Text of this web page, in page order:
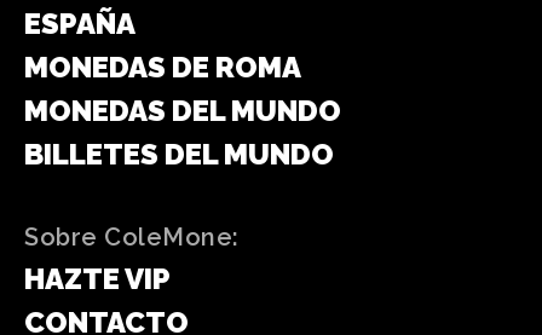
ESPAÑA
MONEDAS DE ROMA
MONEDAS DEL MUNDO
BILLETES DEL MUNDO
Sobre ColeMone:
HAZTE VIP
CONTACTO